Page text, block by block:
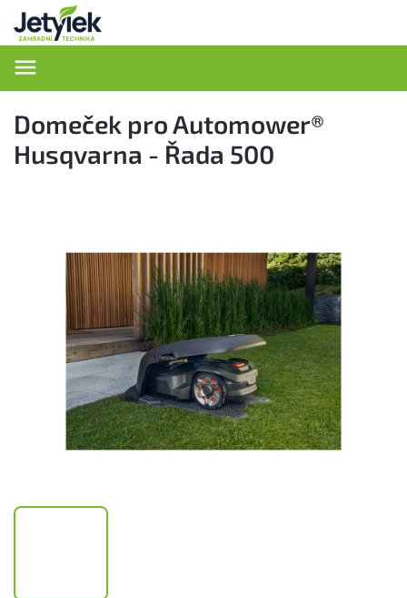
Domeček pro Automower®
Husqvarna - Řada 500